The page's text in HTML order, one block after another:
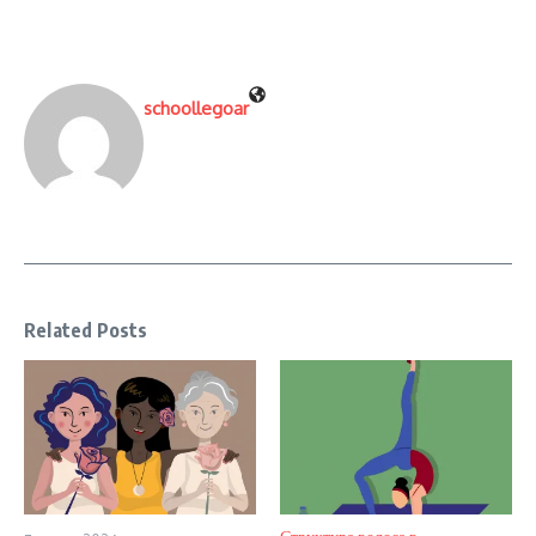
schoollegoar
Related Posts